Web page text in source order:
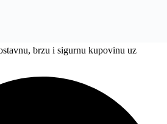
brzu i sigurnu kupovinu uz